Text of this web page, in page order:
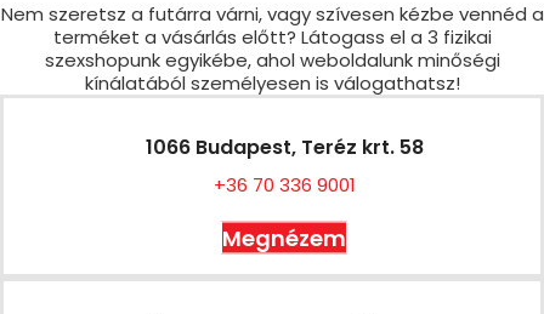
Nem szeretsz a futárra várni, vagy szívesen kézbe vennéd a
terméket a vásárlás előtt? Látogass el a 3 fizikai
szexshopunk egyikébe, ahol weboldalunk minőségi
kínálatából személyesen is válogathatsz!
1066 Budapest, Teréz krt. 58
+36 70 336 9001
Megnézem